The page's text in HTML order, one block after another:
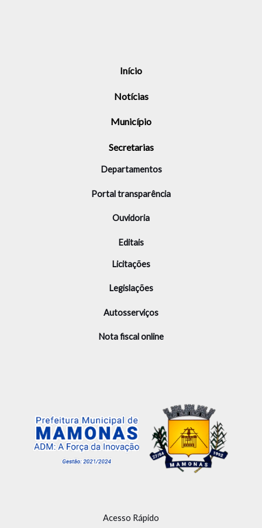
Início
Notícias
Município
Secretarias
Departamentos
Portal transparência
Ouvidoria
Editais
Licitações
Legislações
Autosserviços
Nota fiscal online
Acesso Rápido